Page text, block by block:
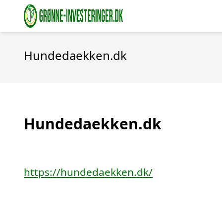
Hundedaekken.dk
Hundedaekken.dk
https://hundedaekken.dk/